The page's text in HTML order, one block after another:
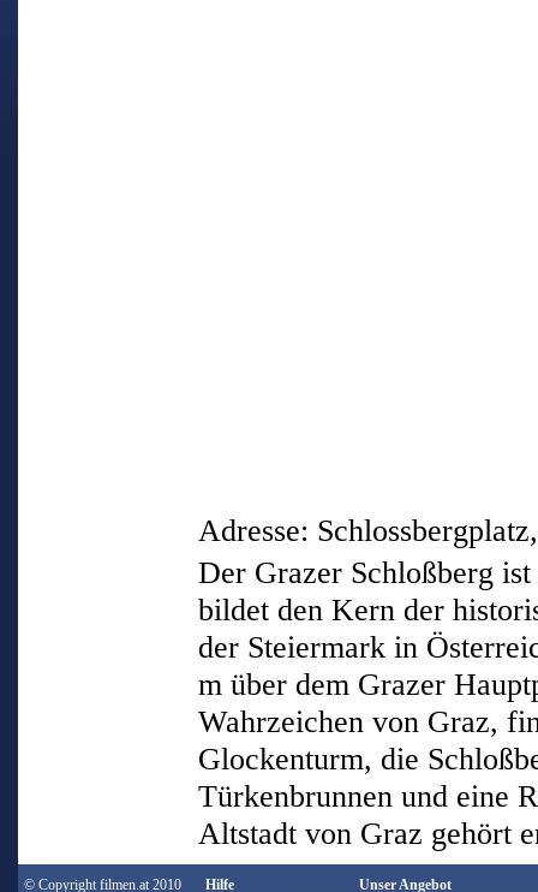
Adresse:
Der Grazer Schloßberg
bildet den Kern der
der Steiermark in
m über dem Grazer
Wahrzeichen von Graz,
Glockenturm, die
Türkenbrunnen und eine
Altstadt von Graz gehört
© Copyright filmen.at 2010
Hilfe
Unser Angebot